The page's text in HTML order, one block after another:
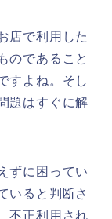
店で利用した
のであること
すよね。そし
題はすぐに解
ずに困ってい
いると判断さ
不正利用され